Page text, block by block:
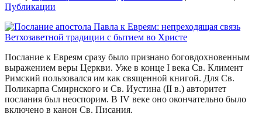
Публикации
Послание к Евреям сразу было признано боговдохновенным
выражением веры Церкви. Уже в конце I века Св. Климент
Римский пользовался им как священной книгой. Для Св.
Поликарпа Смирнского и Св. Иустина (II в.) авторитет
послания был неоспорим. В IV веке оно окончательно было
включено в канон Св. Писания.